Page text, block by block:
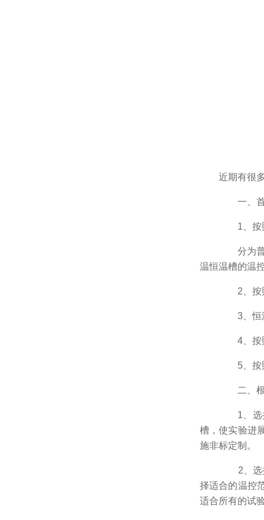
近期有很
一、首
1、按照
分为普
温恒温槽的温
2、按照
3、恒温
4、按照
5、按照
二、根
1、选择
槽，使实验进
施非标定制。
2、选择
择适合的温控
适合所有的试